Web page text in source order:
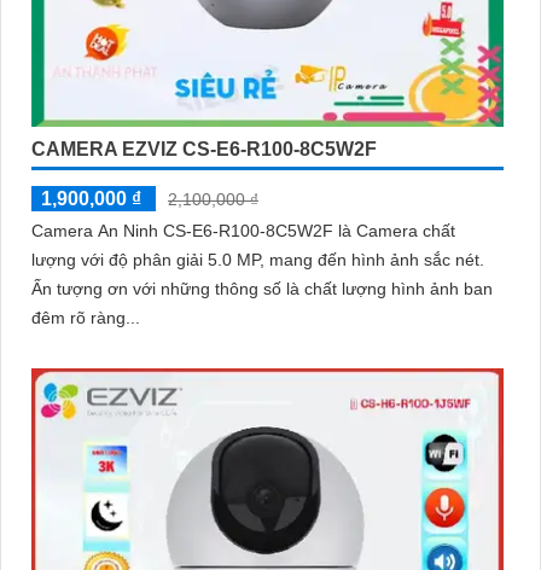
CAMERA EZVIZ CS-E6-R100-8C5W2F
1,900,000 ₫
2,100,000 ₫
Camera An Ninh CS-E6-R100-8C5W2F là Camera chất
lượng với độ phân giải 5.0 MP, mang đến hình ảnh sắc nét.
Ấn tượng ơn với những thông số là chất lượng hình ảnh ban
đêm rõ ràng...